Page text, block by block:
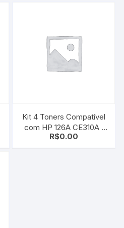
Kit 4 Toners Compatível
com HP 126A CE310A |
CE311A | CE312A |
R$0.00